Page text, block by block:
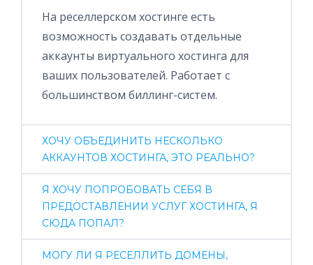
На реселлерском хостинге есть
возможность создавать отдельные
аккаунты виртуального хостинга для
ваших пользователей. Работает с
большинством биллинг-систем.
ХОЧУ ОБЪЕДИНИТЬ НЕСКОЛЬКО
АККАУНТОВ ХОСТИНГА, ЭТО РЕАЛЬНО?
Я ХОЧУ ПОПРОБОВАТЬ СЕБЯ В
ПРЕДОСТАВЛЕНИИ УСЛУГ ХОСТИНГА, Я
СЮДА ПОПАЛ?
МОГУ ЛИ Я РЕСЕЛЛИТЬ ДОМЕНЫ,